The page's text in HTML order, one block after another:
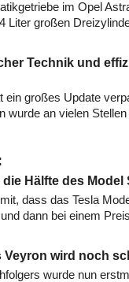
im Opel
Liter großen
Technik und
ein großes Update
wurde an vielen Stellen
Hälfte des Model
dass das Tesla
dann bei einem
wird noch
wurde nun